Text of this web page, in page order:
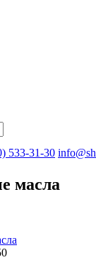
533-31-30
масла